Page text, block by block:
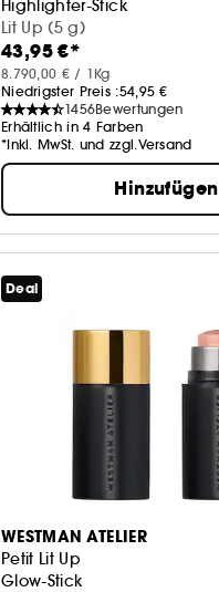
Highlighter-Stick
Lit Up (5 g)
43,95 €*
8.790,00 € / 1Kg
Niedrigster Preis :54,95 €
1456Bewertungen
Erhältlich in 4 Farben
*Inkl. MwSt. und zzgl.Versand
Hinzufügen
Deal
WESTMAN ATELIER
Petit Lit Up
Glow-Stick